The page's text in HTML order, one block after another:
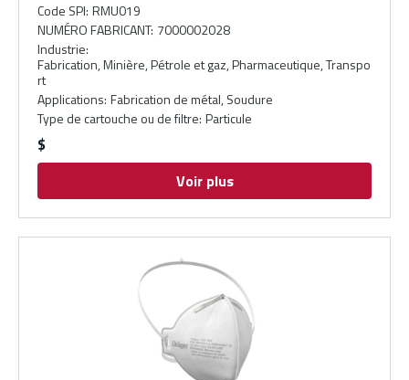
Code SPI: RMU019
NUMÉRO FABRICANT: 7000002028
Industrie:
Fabrication, Minière, Pétrole et gaz, Pharmaceutique, Transpo
rt
Applications: Fabrication de métal, Soudure
Type de cartouche ou de filtre: Particule
$
Voir plus